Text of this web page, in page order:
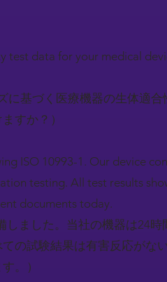
test data for your medical
に基づく医療機器の生体適合
すか？）
ISO 10993-1. Our device
testing. All test results
documents today.
しました。当社の機器は24時
の試験結果は有害反応がな
。）